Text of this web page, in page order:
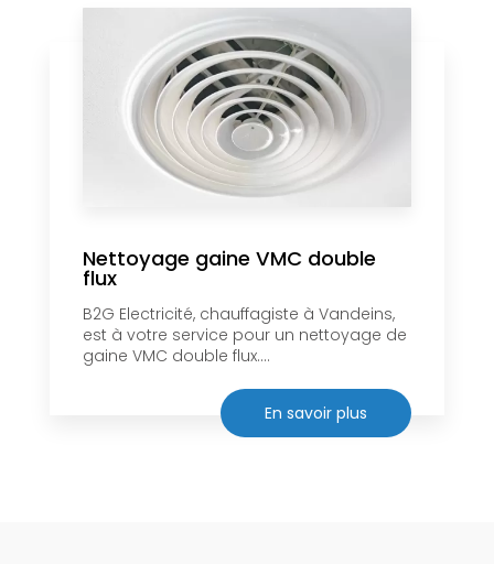
Nettoyage gaine VMC double
flux
B2G Electricité, chauffagiste à Vandeins,
est à votre service pour un nettoyage de
gaine VMC double flux....
En savoir plus